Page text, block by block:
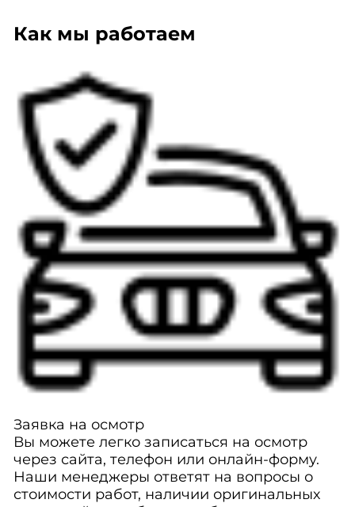
Как мы работаем
Заявка на осмотр
Вы можете легко записаться на осмотр
через сайта, телефон или онлайн-форму.
Наши менеджеры ответят на вопросы о
стоимости работ, наличии оригинальных